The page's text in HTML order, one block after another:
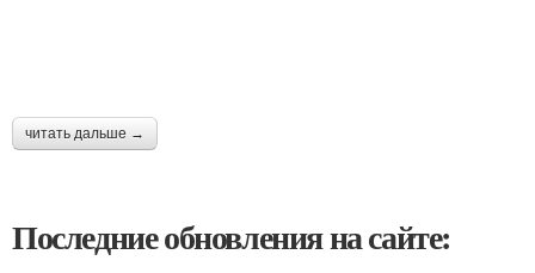
читать дальше →
Последние обновления на сайте: